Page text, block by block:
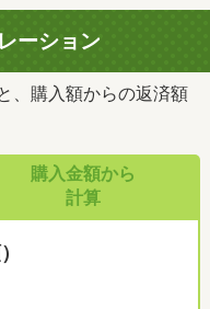
ーション
、購入額からの返済額
購入金額から
計算